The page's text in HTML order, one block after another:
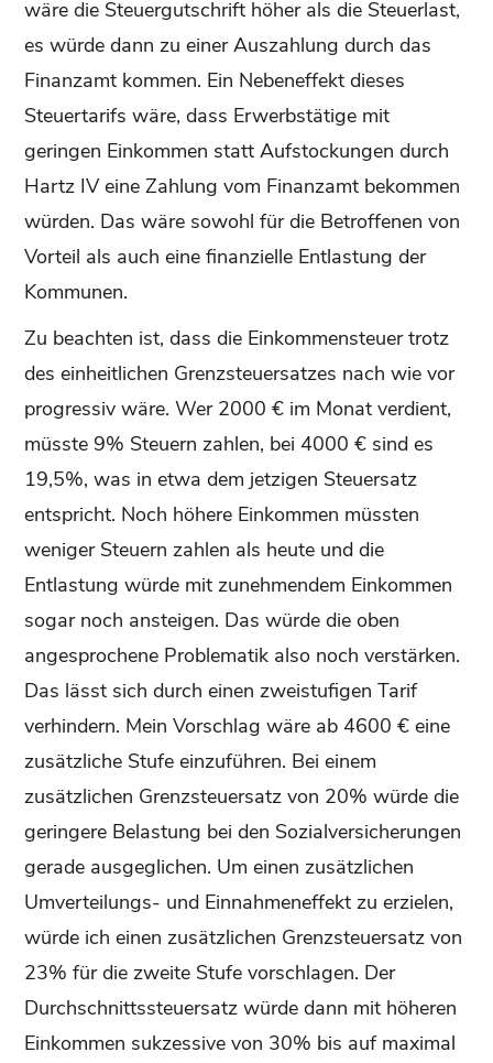
wäre die Steuergutschrift höher als die Steuerlast,
es würde dann zu einer Auszahlung durch das
Finanzamt kommen. Ein Nebeneffekt dieses
Steuertarifs wäre, dass Erwerbstätige mit
geringen Einkommen statt Aufstockungen durch
Hartz IV eine Zahlung vom Finanzamt bekommen
würden. Das wäre sowohl für die Betroffenen von
Vorteil als auch eine finanzielle Entlastung der
Kommunen.
Zu beachten ist, dass die Einkommensteuer trotz
des einheitlichen Grenzsteuersatzes nach wie vor
progressiv wäre. Wer 2000 € im Monat verdient,
müsste 9% Steuern zahlen, bei 4000 € sind es
19,5%, was in etwa dem jetzigen Steuersatz
entspricht. Noch höhere Einkommen müssten
weniger Steuern zahlen als heute und die
Entlastung würde mit zunehmendem Einkommen
sogar noch ansteigen. Das würde die oben
angesprochene Problematik also noch verstärken.
Das lässt sich durch einen zweistufigen Tarif
verhindern. Mein Vorschlag wäre ab 4600 € eine
zusätzliche Stufe einzuführen. Bei einem
zusätzlichen Grenzsteuersatz von 20% würde die
geringere Belastung bei den Sozialversicherungen
gerade ausgeglichen. Um einen zusätzlichen
Umverteilungs- und Einnahmeneffekt zu erzielen,
würde ich einen zusätzlichen Grenzsteuersatz von
23% für die zweite Stufe vorschlagen. Der
Durchschnittssteuersatz würde dann mit höheren
Einkommen sukzessive von 30% bis auf maximal